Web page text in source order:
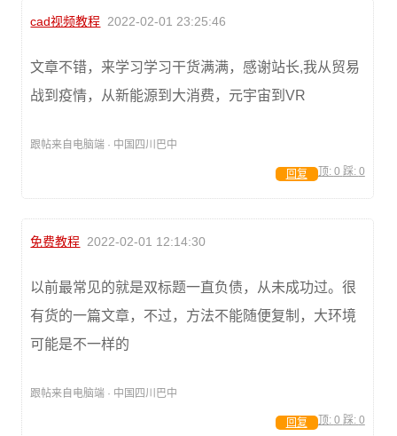
cad视频教程 2022-02-01 23:25:46
文章不错，来学习学习干货满满，感谢站长,我从贸易
战到疫情，从新能源到大消费，元宇宙到VR
跟帖来自电脑端 · 中国四川巴中
顶: 0 踩: 0
回复
免费教程 2022-02-01 12:14:30
以前最常见的就是双标题一直负债，从未成功过。很
有货的一篇文章，不过，方法不能随便复制，大环境
可能是不一样的
跟帖来自电脑端 · 中国四川巴中
顶: 0 踩: 0
回复